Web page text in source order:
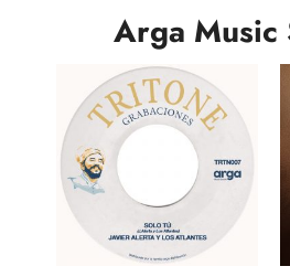
Arga Music